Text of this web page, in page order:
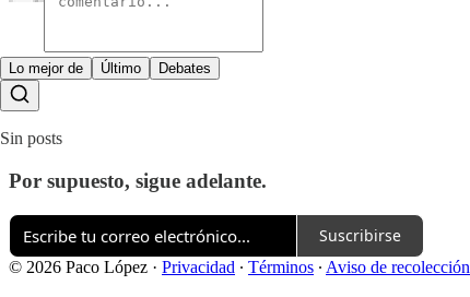
Lo mejor de Último Debates
Sin posts
Por supuesto, sigue adelante.
Suscribirse
© 2026 Paco López · Privacidad ∙ Términos ∙ Aviso de recolección